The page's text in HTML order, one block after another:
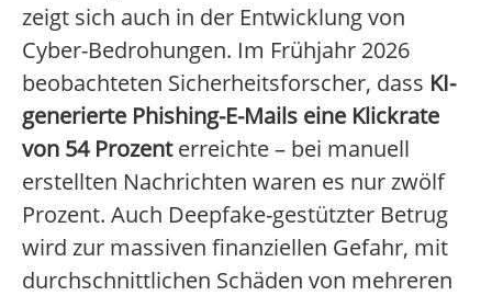
zeigt sich auch in der Entwicklung von
Cyber-Bedrohungen. Im Frühjahr 2026
beobachteten Sicherheitsforscher, dass KI-
generierte Phishing-E-Mails eine Klickrate
von 54 Prozenterreichte – bei manuell
erstellten Nachrichten waren es nur zwölf
Prozent. Auch Deepfake-gestützter Betrug
wird zur massiven finanziellen Gefahr, mit
durchschnittlichen Schäden von mehreren